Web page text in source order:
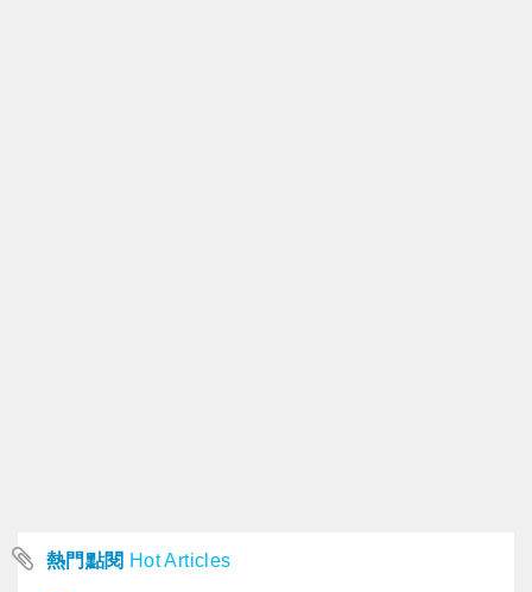
熱門點閱 Hot Articles